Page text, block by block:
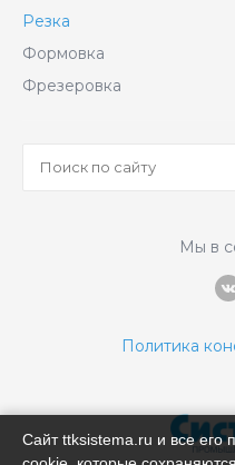
Резка
Формовка
Фрезеровка
Мы в
Политика
Сайт ttksistema.ru и все